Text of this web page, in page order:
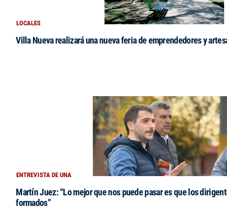
LOCALES
Villa Nueva realizará una nueva feria de emprendedores y
ENTREVISTA DE UNA
Martín Juez: “Lo mejor que nos puede pasar es que los
formados”